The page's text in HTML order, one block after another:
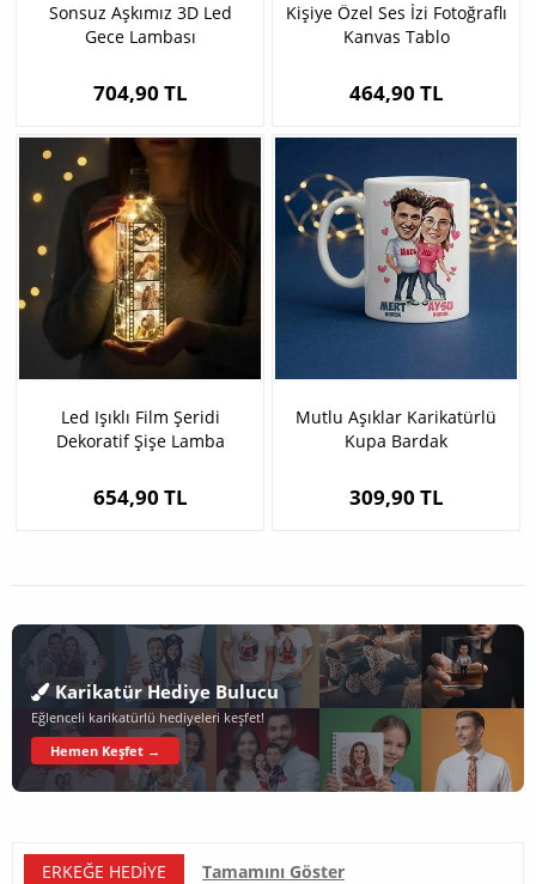
Sonsuz Aşkımız 3D Led
Gece Lambası
704,90 TL
Kişiye Özel Ses İzi Fotoğraflı
Kanvas Tablo
464,90 TL
Led Işıklı Film Şeridi
Dekoratif Şişe Lamba
654,90 TL
Mutlu Aşıklar Karikatürlü
Kupa Bardak
309,90 TL
Karikatür Hediye Bulucu
Eğlenceli karikatürlü hediyeleri keşfet!
Hemen Keşfet →
ERKEĞE HEDIYE Tamamını Göster